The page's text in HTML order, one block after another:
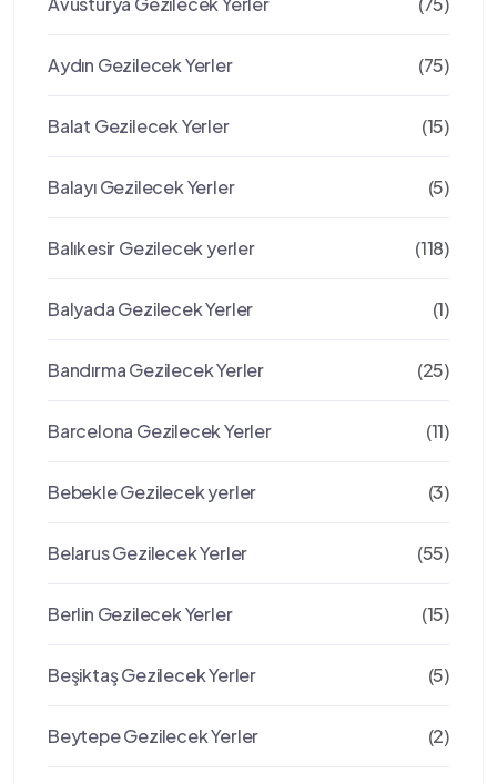
Aydın Gezilecek Yerler (75)
Balat Gezilecek Yerler (15)
Balayı Gezilecek Yerler (5)
Balıkesir Gezilecek yerler (118)
Balyada Gezilecek Yerler (1)
Bandırma Gezilecek Yerler (25)
Barcelona Gezilecek Yerler (11)
Bebekle Gezilecek yerler (3)
Belarus Gezilecek Yerler (55)
Berlin Gezilecek Yerler (15)
Beşiktaş Gezilecek Yerler (5)
Beytepe Gezilecek Yerler (2)